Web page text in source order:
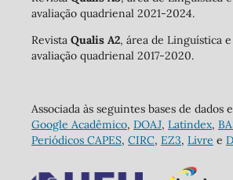
avaliação quadrienal 2021-2024.
Revista Qualis A2, área de Linguística
avaliação quadrienal 2017-2020.
Associada às seguintes bases de dados
Google Acadêmico, DOAJ, Latindex,
Periódicos CAPES, CIRC, EZ3, Livre e